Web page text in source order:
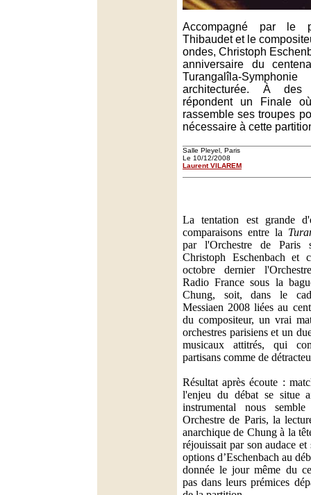
Accompagné par le
Thibaudet et le
ondes, Christoph
anniversaire du
Turangalîla-
architecturée. À des
répondent un Finale
rassemble ses troupes
nécessaire à cette
Salle Pleyel, Paris
Le 10/12/2008
Laurent VILAREM
La tentation est grande
comparaisons entre la
par l'Orchestre de Paris
Christoph Eschenbach et
octobre dernier
Radio France sous la
Chung, soit, dans le
Messiaen 2008 liées au
du compositeur, un vrai
orchestres parisiens et un
musicaux attitrés, qui
partisans comme de
Résultat après écoute :
l'enjeu du débat se situe
instrumental nous
Orchestre de Paris, la
anarchique de Chung à la
réjouissait par son audace
options d’Eschenbach au
donnée le jour même du
pas dans leurs prémices